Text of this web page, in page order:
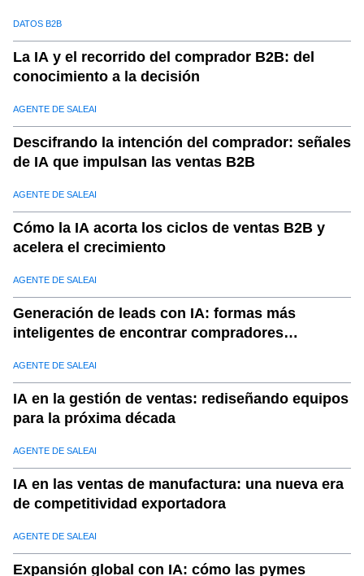
DATOS B2B
La IA y el recorrido del comprador B2B: del
conocimiento a la decisión
AGENTE DE SALEAI
Descifrando la intención del comprador: señales
de IA que impulsan las ventas B2B
AGENTE DE SALEAI
Cómo la IA acorta los ciclos de ventas B2B y
acelera el crecimiento
AGENTE DE SALEAI
Generación de leads con IA: formas más
inteligentes de encontrar compradores
AGENTE DE SALEAI
IA en la gestión de ventas: rediseñando equipos
para la próxima década
AGENTE DE SALEAI
IA en las ventas de manufactura: una nueva era
de competitividad exportadora
AGENTE DE SALEAI
Expansión global con IA: cómo las pymes